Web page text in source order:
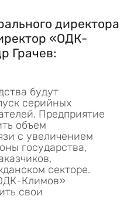
директора
«ОДК-
Грачев:
будут
серийных
Предприятие
объем
с увеличением
государства,
секторе.
Климов»
свои